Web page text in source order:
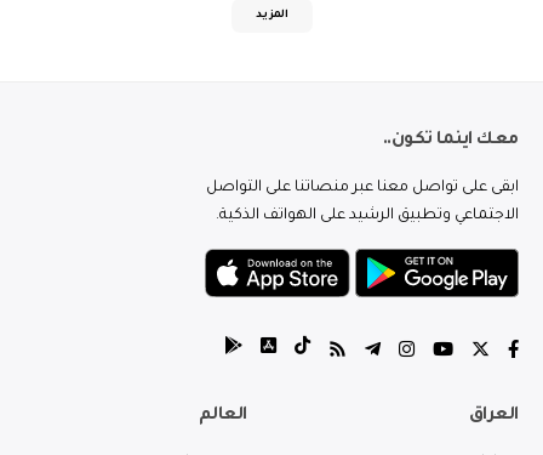
المزيد
معك اينما تكون..
ابقى على تواصل معنا عبر منصاتنا على التواصل
الاجتماعي وتطبيق الرشيد على الهواتف الذكية.
العراق العالم